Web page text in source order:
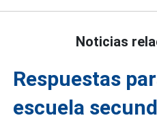
Noticias
Respuestas
escuela